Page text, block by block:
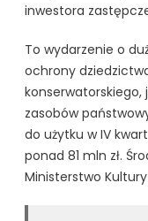
inwestora
To wydarzenie o
ochrony
zasobów
do użytku w IV
ponad 81 mln zł.
Ministerstwo